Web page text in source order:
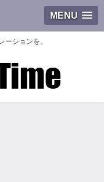
MENU
ーションを。